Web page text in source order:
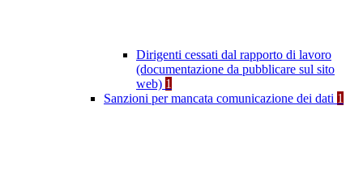
Dirigenti cessati dal rapporto di lavoro
(documentazione da pubblicare sul sito
web) 1
Sanzioni per mancata comunicazione dei dati 1